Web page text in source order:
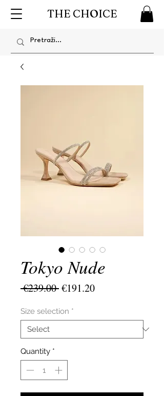
THE CHOICE
Tokyo Nude
€239.00 Regular
€191.20Sale
Size selection *
Quantity *